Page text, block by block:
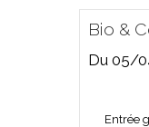
Bio &
Du 05/
Entrée